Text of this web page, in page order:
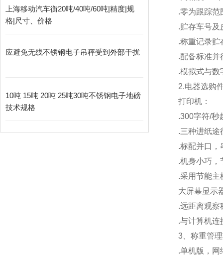
上海移动汽车衡20吨/40吨/60吨|精度|规
格|尺寸、价格
应避免无线不锈钢电子吊秤受到外部干扰
10吨 15吨 20吨 25吨30吨不锈钢电子地磅
技术规格
.零为跟踪范
.贮存车号及
.称重记录贮
.配备标准并
.模拟式与数
2.电器选购
打印机：
.300字符/秒
.三种进纸途
.标配并口，
.机身小巧，
.采用节能主
大屏幕显示
.远距离观察
.与计算机连
3 、称重管
.单机版，网